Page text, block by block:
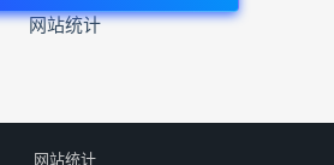
网站统计
网站统计